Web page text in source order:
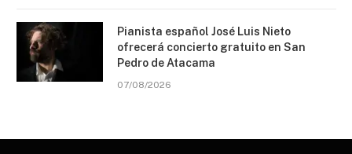
Pianista español José Luis Nieto
ofrecerá concierto gratuito en San
Pedro de Atacama
07/08/2026